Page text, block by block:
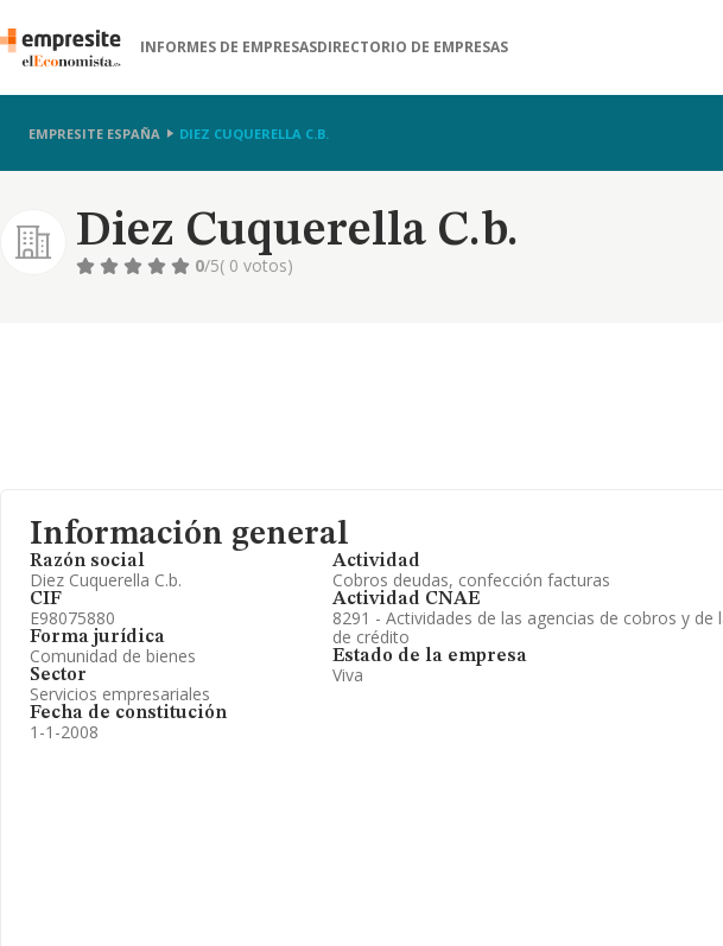
INFORMES DE EMPRESASDIRECTORIO DE EMPRESAS
EMPRESITE ESPAÑA DIEZ CUQUERELLA C.B.
Diez Cuquerella C.b.
0/5( 0 votos)
Información general
Razón social
Diez Cuquerella C.b.
CIF
E98075880
Forma jurídica
Comunidad de bienes
Sector
Servicios empresariales
Fecha de constitución
1-1-2008
Actividad
Cobros deudas, confección facturas
Actividad CNAE
8291 - Actividades de las agencias de cobros y de
de crédito
Estado de la empresa
Viva